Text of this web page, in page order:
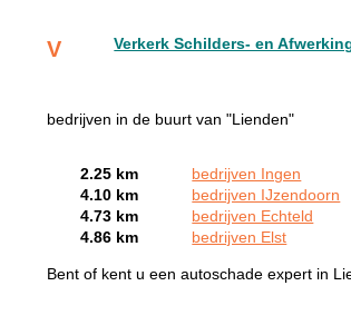
V Verkerk Schilders- en
bedrijven in de buurt van "Lienden"
2.25 km
bedrijven Ingen
4.10 km
bedrijven IJzendoorn
4.73 km
bedrijven Echteld
4.86 km
bedrijven Elst
Bent of kent u een autoschade expert in